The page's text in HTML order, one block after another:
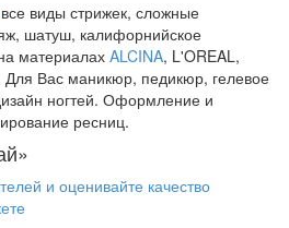
все виды стрижек, сложные
шатуш, калифорнийское
материалах ALCINA, L'OREAL,
Для Вас маникюр, педикюр, гелевое
ногтей. Оформление и
ресниц.